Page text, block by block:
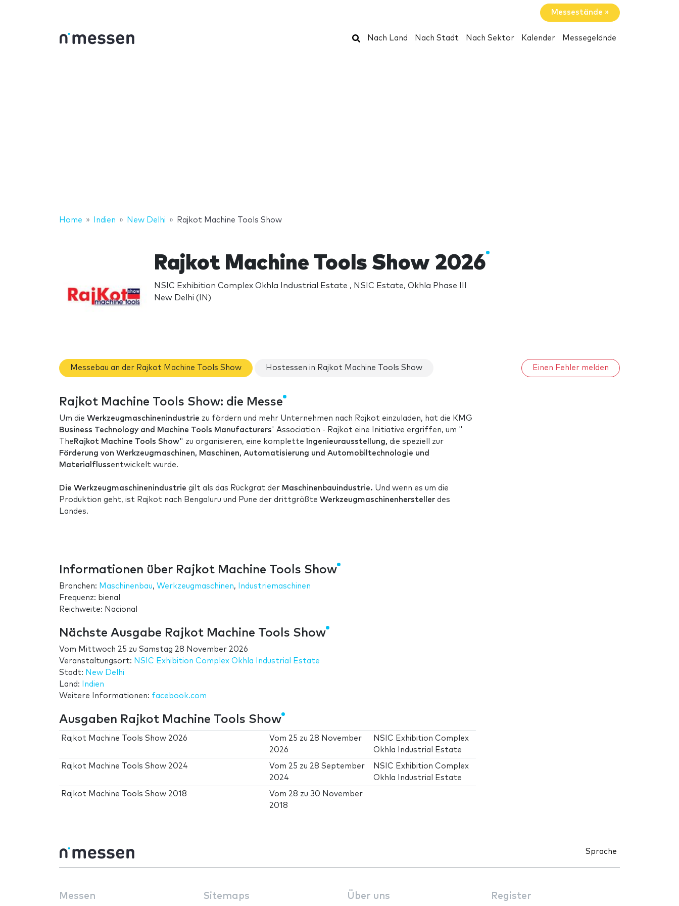
Messestände »
Suchen
Nach Land Nach Stadt Nach Sektor Kalender Messegelände
Home Indien New Delhi Rajkot Machine Tools Show
Rajkot Machine Tools Show 2026
NSIC Exhibition Complex Okhla Industrial Estate , NSIC Estate, Okhla Phase III
New Delhi (IN)
Messebau an der Rajkot Machine Tools Show Hostessen in Rajkot Machine Tools Show Einen Fehler melden
Rajkot Machine Tools Show: die Messe
Um die Werkzeugmaschinenindustrie zu fördern und mehr Unternehmen nach Rajkot einzuladen, hat die KMG
Business Technology and Machine Tools Manufacturers' Association - Rajkot eine Initiative ergriffen, um "
The Rajkot Machine Tools Show" zu organisieren, eine komplette Ingenieurausstellung, die speziell zur
Förderung von Werkzeugmaschinen, Maschinen, Automatisierung und Automobiltechnologie und
Materialflussentwickelt wurde.
Die Werkzeugmaschinenindustrie gilt als das Rückgrat der Maschinenbauindustrie. Und wenn es um die
Produktion geht, ist Rajkot nach Bengaluru und Pune der drittgrößte Werkzeugmaschinenhersteller des
Landes.
Informationen über Rajkot Machine Tools Show
Branchen: Maschinenbau, Werkzeugmaschinen,
Industriemaschinen
Frequenz: bienal
Reichweite: Nacional
Nächste Ausgabe Rajkot Machine Tools Show
Vom Mittwoch 25 zu Samstag 28 November 2026
Veranstaltungsort: NSIC Exhibition Complex Okhla Industrial Estate
Stadt: New Delhi
Land:
Indien
Weitere Informationen: facebook.com
Ausgaben Rajkot Machine Tools Show
Rajkot Machine Tools Show 2026 Vom 25 zu 28 November
2026
NSIC Exhibition Complex
Okhla Industrial Estate
Rajkot Machine Tools Show 2024 Vom 25 zu 28 September
2024
NSIC Exhibition Complex
Okhla Industrial Estate
Rajkot Machine Tools Show 2018 Vom 28 zu 30 November
2018
Sprache
Messen Sitemaps Über uns Register